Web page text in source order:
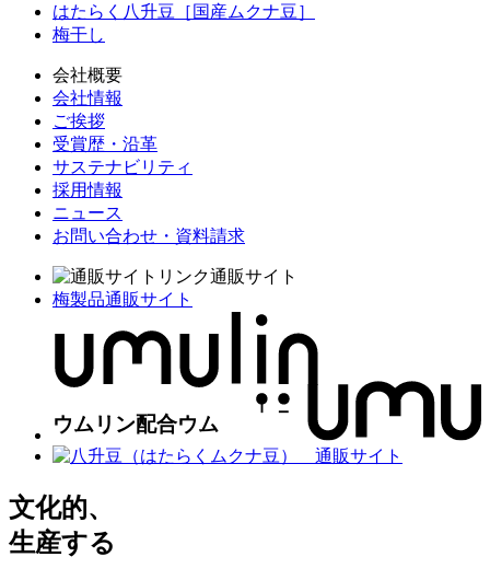
はたらく八升豆［国産ムクナ豆］
梅干し
会社概要
会社情報
ご挨拶
受賞歴・沿革
サステナビリティ
採用情報
ニュース
お問い合わせ・資料請求
通販サイト
梅製品通販サイト
文化的、
生産する